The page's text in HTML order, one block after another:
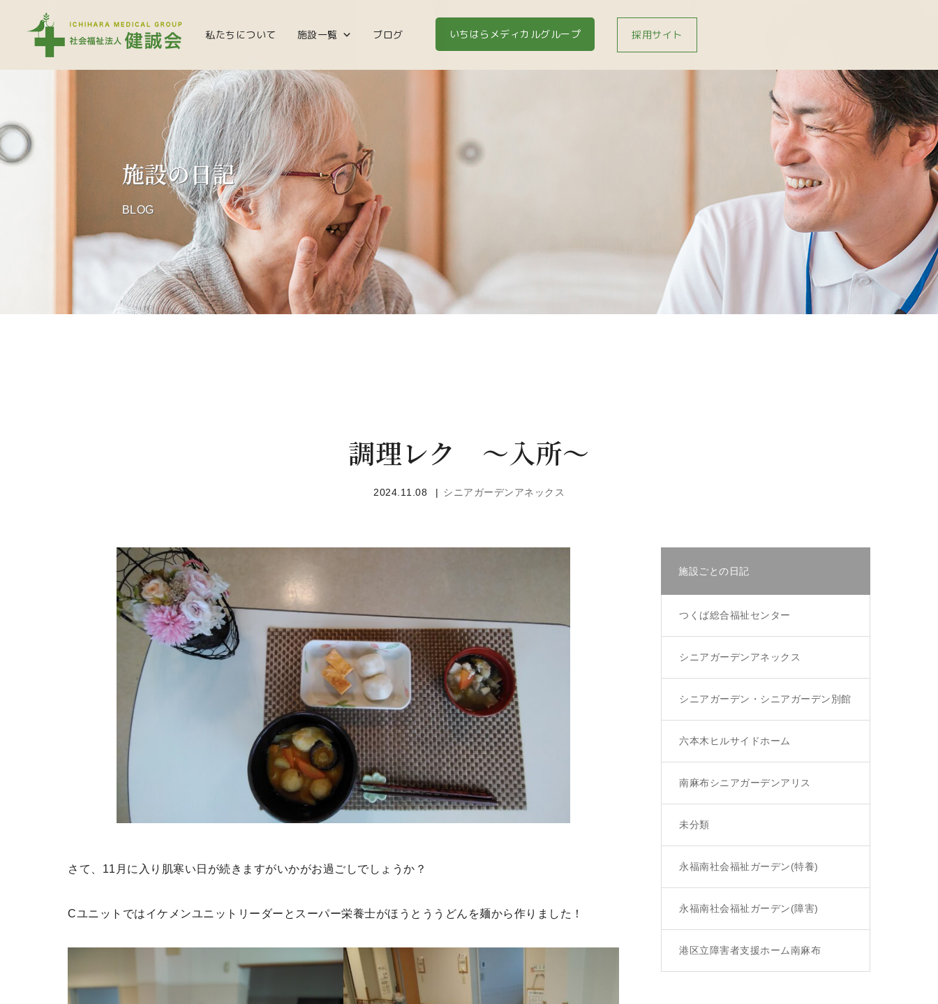
私たちについて 施設一覧 ブログ いちはらメディカルグループ 採用サイト
施設の日記
BLOG
調理レク ～入所～
2024.11.08 シニアガーデンアネックス
さて、11月に入り肌寒い日が続きますがいかがお過ごしでしょうか？
Cユニットではイケメンユニットリーダーとスーパー栄養士がほうとううどんを麺から作りました！
施設ごとの日記
つくば総合福祉センター
シニアガーデンアネックス
シニアガーデン・シニアガーデン別館
六本木ヒルサイドホーム
南麻布シニアガーデンアリス
未分類
永福南社会福祉ガーデン(特養)
永福南社会福祉ガーデン(障害)
港区立障害者支援ホーム南麻布